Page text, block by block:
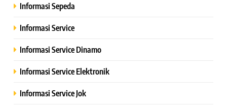
Informasi Sepeda
Informasi Service
Informasi Service Dinamo
Informasi Service Elektronik
Informasi Service Jok